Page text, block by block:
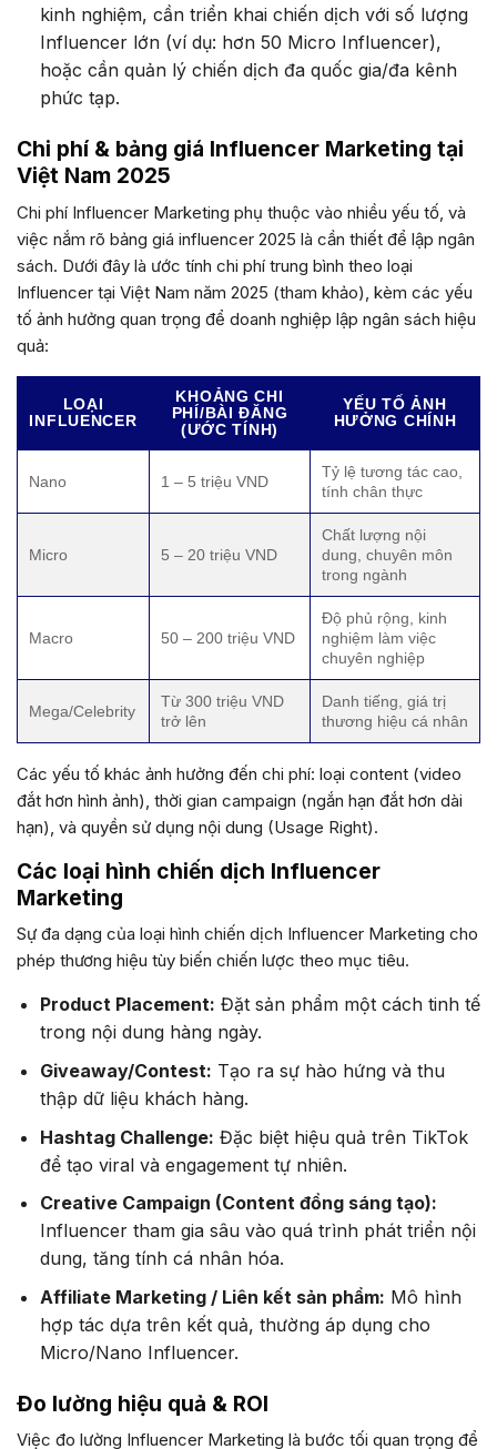
kinh nghiệm, cần triển khai chiến dịch với số lượng
Influencer lớn (ví dụ: hơn 50 Micro Influencer),
hoặc cần quản lý chiến dịch đa quốc gia/đa kênh
phức tạp.
Chi phí & bảng giá Influencer Marketing tại
Việt Nam 2025
Chi phí Influencer Marketing phụ thuộc vào nhiều yếu tố, và
việc nắm rõ bảng giá influencer 2025 là cần thiết để lập ngân
sách. Dưới đây là ước tính chi phí trung bình theo loại
Influencer tại Việt Nam năm 2025 (tham khảo), kèm các yếu
tố ảnh hưởng quan trọng để doanh nghiệp lập ngân sách hiệu
quả:
LOẠI
INFLUENCER
KHOẢNG CHI
PHÍ/BÀI ĐĂNG
(ƯỚC TÍNH)
YẾU TỐ ẢNH
HƯỞNG CHÍNH
Nano 1 – 5 triệu VND
Tỷ lệ tương tác cao,
tính chân thực
Micro 5 – 20 triệu VND
Chất lượng nội
dung, chuyên môn
trong ngành
Macro 50 – 200 triệu VND
Độ phủ rộng, kinh
nghiệm làm việc
chuyên nghiệp
Mega/Celebrity
Từ 300 triệu VND
trở lên
Danh tiếng, giá trị
thương hiệu cá nhân
Các yếu tố khác ảnh hưởng đến chi phí: loại content (video
đắt hơn hình ảnh), thời gian campaign (ngắn hạn đắt hơn dài
hạn), và quyền sử dụng nội dung (Usage Right).
Các loại hình chiến dịch Influencer
Marketing
Sự đa dạng của loại hình chiến dịch Influencer Marketing cho
phép thương hiệu tùy biến chiến lược theo mục tiêu.
Product Placement: Đặt sản phẩm một cách tinh tế
trong nội dung hàng ngày.
Giveaway/Contest: Tạo ra sự hào hứng và thu
thập dữ liệu khách hàng.
Hashtag Challenge: Đặc biệt hiệu quả trên TikTok
để tạo viral và engagement tự nhiên.
Creative Campaign (Content đồng sáng tạo):
Influencer tham gia sâu vào quá trình phát triển nội
dung, tăng tính cá nhân hóa.
Affiliate Marketing / Liên kết sản phẩm: Mô hình
hợp tác dựa trên kết quả, thường áp dụng cho
Micro/Nano Influencer.
Đo lường hiệu quả & ROI
Việc đo lường Influencer Marketing là bước tối quan trọng để